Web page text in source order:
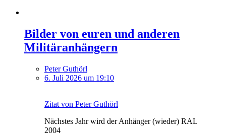
Bilder von euren und anderen
Militäranhängern
Peter Guthörl
6. Juli 2026 um 19:10
Zitat von Peter Guthörl
Nächstes Jahr wird der Anhänger (wieder) RAL
2004